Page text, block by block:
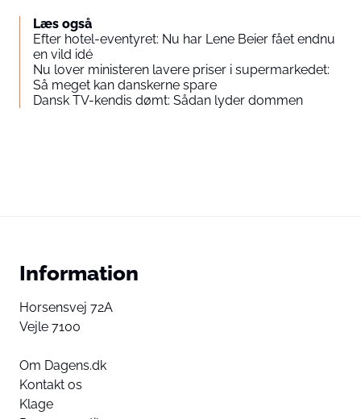
Læs også
Efter hotel-eventyret: Nu har Lene Beier fået endnu
en vild idé
Nu lover ministeren lavere priser i supermarkedet:
Så meget kan danskerne spare
Dansk TV-kendis dømt: Sådan lyder dommen
Information
Horsensvej 72A
Vejle 7100
Om Dagens.dk
Kontakt os
Klage